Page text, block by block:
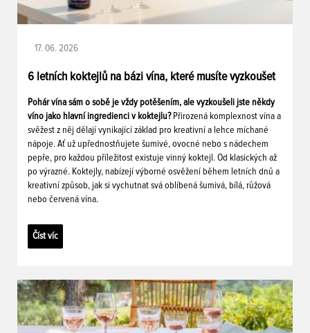
17. 06. 2026
6 letních koktejlů na bázi vína, které musíte vyzkoušet
Pohár vína sám o sobě je vždy potěšením, ale vyzkoušeli jste někdy
víno jako hlavní ingredienci v koktejlu? Přirozená komplexnost vína a
svěžest z něj dělají vynikající základ pro kreativní a lehce míchané
nápoje. Ať už upřednostňujete šumivé, ovocné nebo s nádechem
pepře, pro každou příležitost existuje vinný koktejl. Od klasických až
po výrazné. Koktejly, nabízejí výborné osvěžení během letních dnů a
kreativní způsob, jak si vychutnat svá oblíbená šumivá, bílá, růžová
nebo červená vína.
Číst víc